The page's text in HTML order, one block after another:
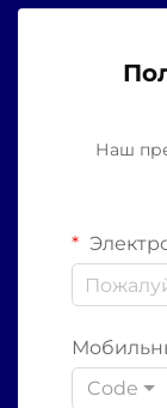
Наш
Code